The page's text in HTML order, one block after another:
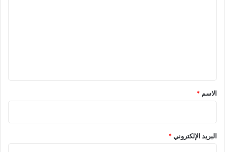
*
الاسم *
البريد الإلكتروني*